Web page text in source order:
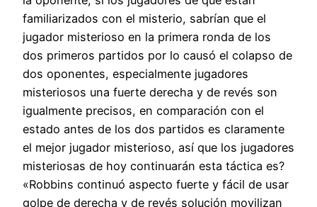
familiarizados con el misterio, sabrían que el
jugador misterioso en la primera ronda de los
dos primeros partidos por lo causó el colapso de
dos oponentes, especialmente jugadores
misteriosos una fuerte derecha y de revés son
igualmente precisos, en comparación con el
estado antes de los dos partidos es claramente
el mejor jugador misterioso, así que los jugadores
misteriosas de hoy continuarán esta táctica es?
«Robbins continuó aspecto fuerte y fácil de usar
golpe de derecha y de revés solución movilizan